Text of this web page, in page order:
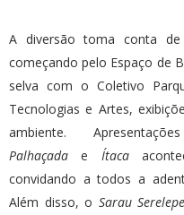
A diversão toma conta
começando pelo Espaço de
selva com o Coletivo
Tecnologias e Artes,
ambiente.
Palhaçada e Ítaca
convidando a todos a
Além disso, o Sarau Serelepe